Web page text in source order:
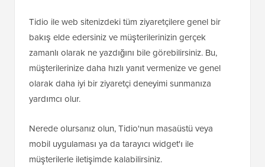
Tidio ile web sitenizdeki tüm ziyaretçilere genel bir
bakış elde edersiniz ve müşterilerinizin gerçek
zamanlı olarak ne yazdığını bile görebilirsiniz. Bu,
müşterilerinize daha hızlı yanıt vermenize ve genel
olarak daha iyi bir ziyaretçi deneyimi sunmanıza
yardımcı olur.
Nerede olursanız olun, Tidio'nun masaüstü veya
mobil uygulaması ya da tarayıcı widget'ı ile
müşterilerle iletişimde kalabilirsiniz.